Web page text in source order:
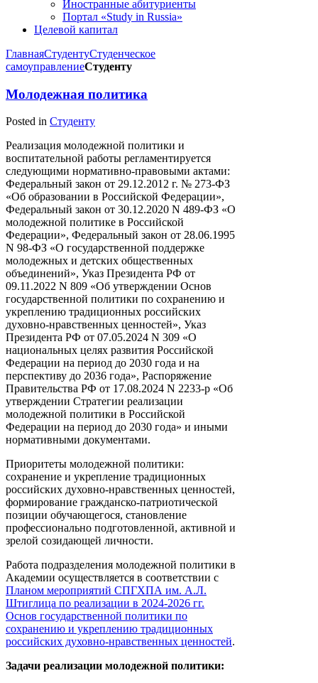
Иностранные абитуриенты
Портал «Study in Russia»
Целевой капитал
ГлавнаяСтудентуСтуденческое
самоуправлениеСтуденту
Молодежная политика
Posted in Студенту
Реализация молодежной политики и
воспитательной работы регламентируется
следующими нормативно-правовыми актами:
Федеральный закон от 29.12.2012 г. № 273-ФЗ
«Об образовании в Российской Федерации»,
Федеральный закон от 30.12.2020 N 489-ФЗ «О
молодежной политике в Российской
Федерации», Федеральный закон от 28.06.1995
N 98-ФЗ «О государственной поддержке
молодежных и детских общественных
объединений», Указ Президента РФ от
09.11.2022 N 809 «Об утверждении Основ
государственной политики по сохранению и
укреплению традиционных российских
духовно-нравственных ценностей», Указ
Президента РФ от 07.05.2024 N 309 «О
национальных целях развития Российской
Федерации на период до 2030 года и на
перспективу до 2036 года», Распоряжение
Правительства РФ от 17.08.2024 N 2233-р «Об
утверждении Стратегии реализации
молодежной политики в Российской
Федерации на период до 2030 года» и иными
нормативными документами.
Приоритеты молодежной политики:
сохранение и укрепление традиционных
российских духовно-нравственных ценностей,
формирование гражданско-патриотической
позиции обучающегося, становление
профессионально подготовленной, активной и
зрелой созидающей личности.
Работа подразделения молодежной политики в
Академии осуществляется в соответствии с
Планом мероприятий СПГХПА им. А.Л.
Штиглица по реализации в 2024-2026 гг.
Основ государственной политики по
сохранению и укреплению традиционных
российских духовно-нравственных ценностей.
Задачи реализации молодежной политики: